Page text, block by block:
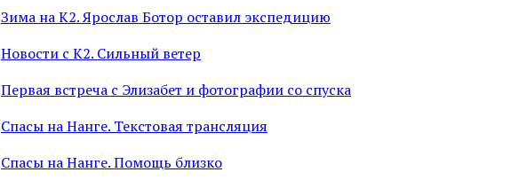
Зима на К2. Ярослав Ботор оставил экспедицию
Новости с К2. Сильный ветер
Первая встреча с Элизабет и фотографии со спуска
Спасы на Нанге. Текстовая трансляция
Спасы на Нанге. Помощь близко